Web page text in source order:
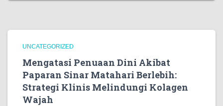
UNCATEGORIZED
Mengatasi Penuaan Dini Akibat
Paparan Sinar Matahari Berlebih:
Strategi Klinis Melindungi Kolagen
Wajah